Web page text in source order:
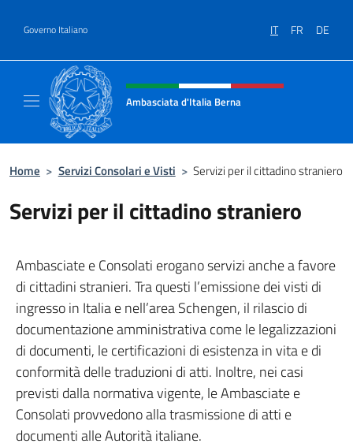
Governo Italiano IT FR DE
Intestazione sito, social e menù
Ambasciata d'Italia Berna
Home > Servizi Consolari e Visti > Servizi per il cittadino straniero
Servizi per il cittadino straniero
Ambasciate e Consolati erogano servizi anche a favore
di cittadini stranieri. Tra questi l’emissione dei visti di
ingresso in Italia e nell’area Schengen, il rilascio di
documentazione amministrativa come le legalizzazioni
di documenti, le certificazioni di esistenza in vita e di
conformità delle traduzioni di atti. Inoltre, nei casi
previsti dalla normativa vigente, le Ambasciate e
Consolati provvedono alla trasmissione di atti e
documenti alle Autorità italiane.